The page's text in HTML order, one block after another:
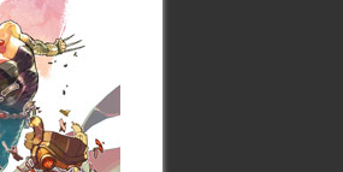
KITTY Y
peculiares que